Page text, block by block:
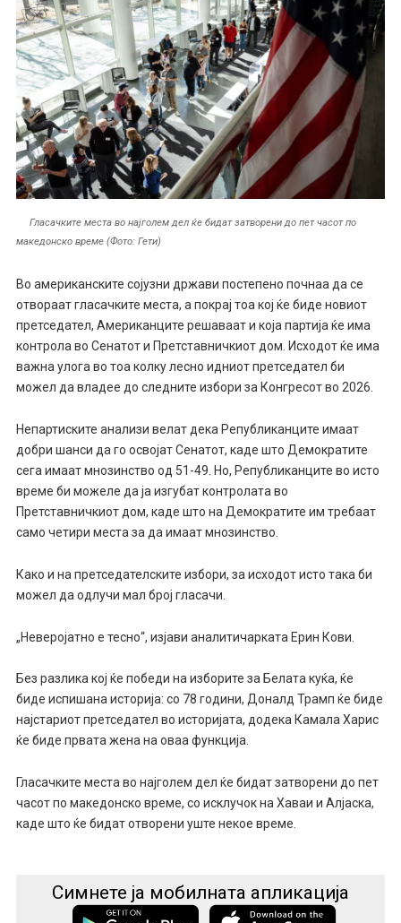
Гласачките места во најголем дел ќе бидат затворени до пет часот по
македонско време (Фото: Гети)
Во американските сојузни држави постепено почнаа да се
отвораат гласачките места, а покрај тоа кој ќе биде новиот
претседател, Американците решаваат и која партија ќе има
контрола во Сенатот и Претставничкиот дом. Исходот ќе има
важна улога во тоа колку лесно идниот претседател би
можел да владее до следните избори за Конгресот во 2026.
Непартиските анализи велат дека Републиканците имаат
добри шанси да го освојат Сенатот, каде што Демократите
сега имаат мнозинство од 51-49. Но, Републиканците во исто
време би можеле да ја изгубат контролата во
Претставничкиот дом, каде што на Демократите им требаат
само четири места за да имаат мнозинство.
Како и на претседателските избори, за исходот исто така би
можел да одлучи мал број гласачи.
„Неверојатно е тесно“, изјави аналитичарката Ерин Кови.
Без разлика кој ќе победи на изборите за Белата куќа, ќе
биде испишана историја: со 78 години, Доналд Трамп ќе биде
најстариот претседател во историјата, додека Камала Харис
ќе биде првата жена на оваа функција.
Гласачките места во најголем дел ќе бидат затворени до пет
часот по македонско време, со исклучок на Хаваи и Алјаска,
каде што ќе бидат отворени уште некое време.
Симнете ја мобилната апликација